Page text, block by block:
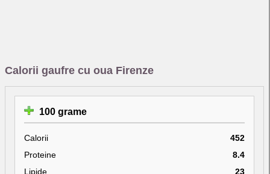
Calorii gaufre cu oua Firenze
100 grame
Calorii
452
Proteine
8.4
Lipide
23